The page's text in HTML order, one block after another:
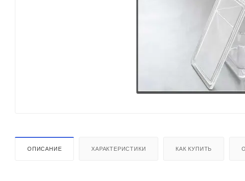
ОПИСАНИЕ ХАРАКТЕРИСТИКИ КАК КУПИТЬ